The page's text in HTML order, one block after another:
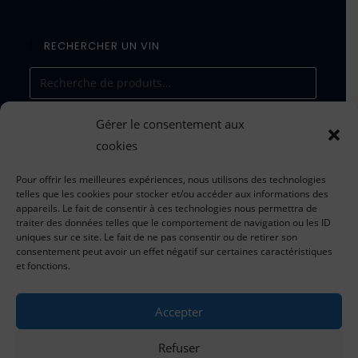
Gérer le consentement aux
cookies
Pour offrir les meilleures expériences, nous utilisons des technologies
telles que les cookies pour stocker et/ou accéder aux informations des
appareils. Le fait de consentir à ces technologies nous permettra de
traiter des données telles que le comportement de navigation ou les ID
uniques sur ce site. Le fait de ne pas consentir ou de retirer son
consentement peut avoir un effet négatif sur certaines caractéristiques
et fonctions.
Accepter
Refuser
RECHERCHER UN VIN
RECHERCHE
Tarifs valables du 1er janvier 202
au 31 décembre 2025
*dans la limite des stocks disponibles
pour toute information concernant les tarifs, les
commandes et le suivi des expéditions
contact@chateau-de-tiregand.com